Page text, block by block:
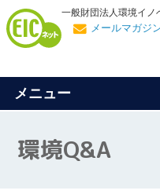
一般財団法人環境イノ
メールマガジ
メニュー
環境Q&A